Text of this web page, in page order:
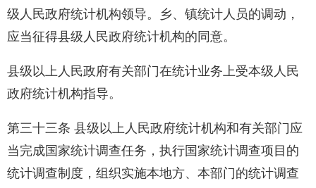
级人民政府统计机构领导。乡、镇统计人员的调动，
应当征得县级人民政府统计机构的同意。
县级以上人民政府有关部门在统计业务上受本级人民
政府统计机构指导。
第三十三条 县级以上人民政府统计机构和有关部门应
当完成国家统计调查任务，执行国家统计调查项目的
统计调查制度，组织实施本地方、本部门的统计调查